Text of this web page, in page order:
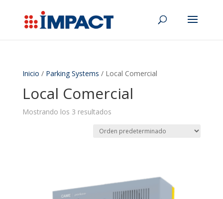
Inicio / Parking Systems / Local Comercial
Local Comercial
Mostrando los 3 resultados